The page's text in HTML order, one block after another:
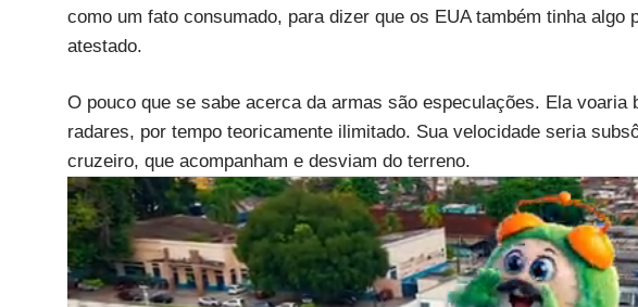
como um fato consumado, para dizer que os EUA também tinha algo
atestado.
O pouco que se sabe acerca da armas são especulações. Ela voaria
radares, por tempo teoricamente ilimitado. Sua velocidade seria
cruzeiro, que acompanham e desviam do terreno.